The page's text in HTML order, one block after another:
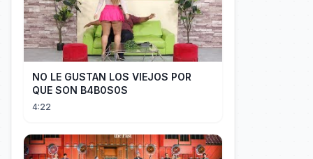
NO LE GUSTAN LOS VIEJOS POR
QUE SON B4B0S0S
4:22